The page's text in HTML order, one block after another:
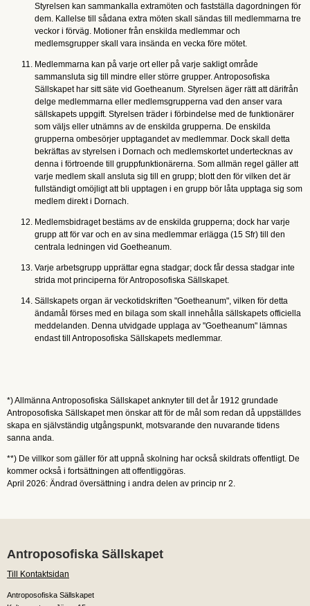
Styrelsen kan sammankalla extramöten och fastställa dagordningen för
dem. Kallelse till sådana extra möten skall sändas till medlemmarna tre
veckor i förväg. Motioner från enskilda medlemmar och
medlemsgrupper skall vara insända en vecka före mötet.
Medlemmarna kan på varje ort eller på varje sakligt område
sammansluta sig till mindre eller större grupper. Antroposofiska
Sällskapet har sitt säte vid Goetheanum. Styrelsen äger rätt att därifrån
delge medlemmarna eller medlemsgrupperna vad den anser vara
sällskapets uppgift. Styrelsen träder i förbindelse med de funktionärer
som väljs eller utnämns av de enskilda grupperna. De enskilda
grupperna ombesörjer upptagandet av medlemmar. Dock skall detta
bekräftas av styrelsen i Dornach och medlemskortet undertecknas av
denna i förtroende till gruppfunktionärerna. Som allmän regel gäller att
varje medlem skall ansluta sig till en grupp; blott den för vilken det är
fullständigt omöjligt att bli upptagen i en grupp bör låta upptaga sig som
medlem direkt i Dornach.
Medlemsbidraget bestäms av de enskilda grupperna; dock har varje
grupp att för var och en av sina medlemmar erlägga (15 Sfr) till den
centrala ledningen vid Goetheanum.
Varje arbetsgrupp upprättar egna stadgar; dock får dessa stadgar inte
strida mot principerna för Antroposofiska Sällskapet.
Sällskapets organ är veckotidskriften "Goetheanum", vilken för detta
ändamål förses med en bilaga som skall innehålla sällskapets officiella
meddelanden. Denna utvidgade upplaga av "Goetheanum" lämnas
endast till Antroposofiska Sällskapets medlemmar.
*) Allmänna Antroposofiska Sällskapet anknyter till det år 1912 grundade
Antroposofiska Sällskapet men önskar att för de mål som redan då uppställdes
skapa en självständig utgångspunkt, motsvarande den nuvarande tidens
sanna anda.
**) De villkor som gäller för att uppnå skolning har också skildrats offentligt. De
kommer också i fortsättningen att offentliggöras.
April 2026: Ändrad översättning i andra delen av princip nr 2.
Antroposofiska Sällskapet
Till Kontaktsidan
Antroposofiska Sällskapet